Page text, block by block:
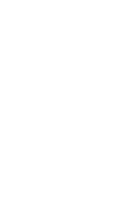
12 bilete de la un
Se scrie
12 bilete
1 bilet
35 bilete